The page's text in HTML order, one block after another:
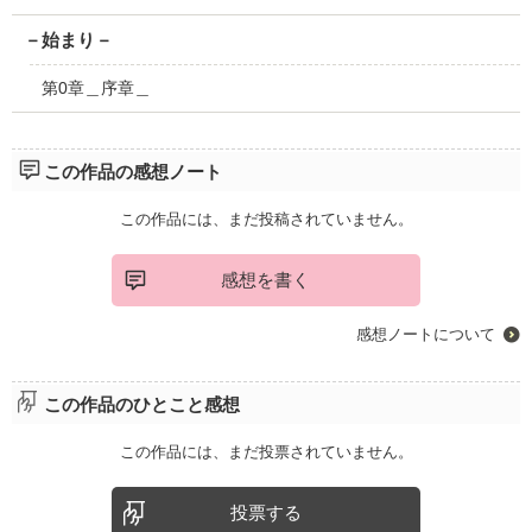
－始まり－
第0章＿序章＿
この作品の感想ノート
この作品には、まだ投稿されていません。
感想を書く
感想ノートについて
この作品のひとこと感想
この作品には、まだ投票されていません。
投票する